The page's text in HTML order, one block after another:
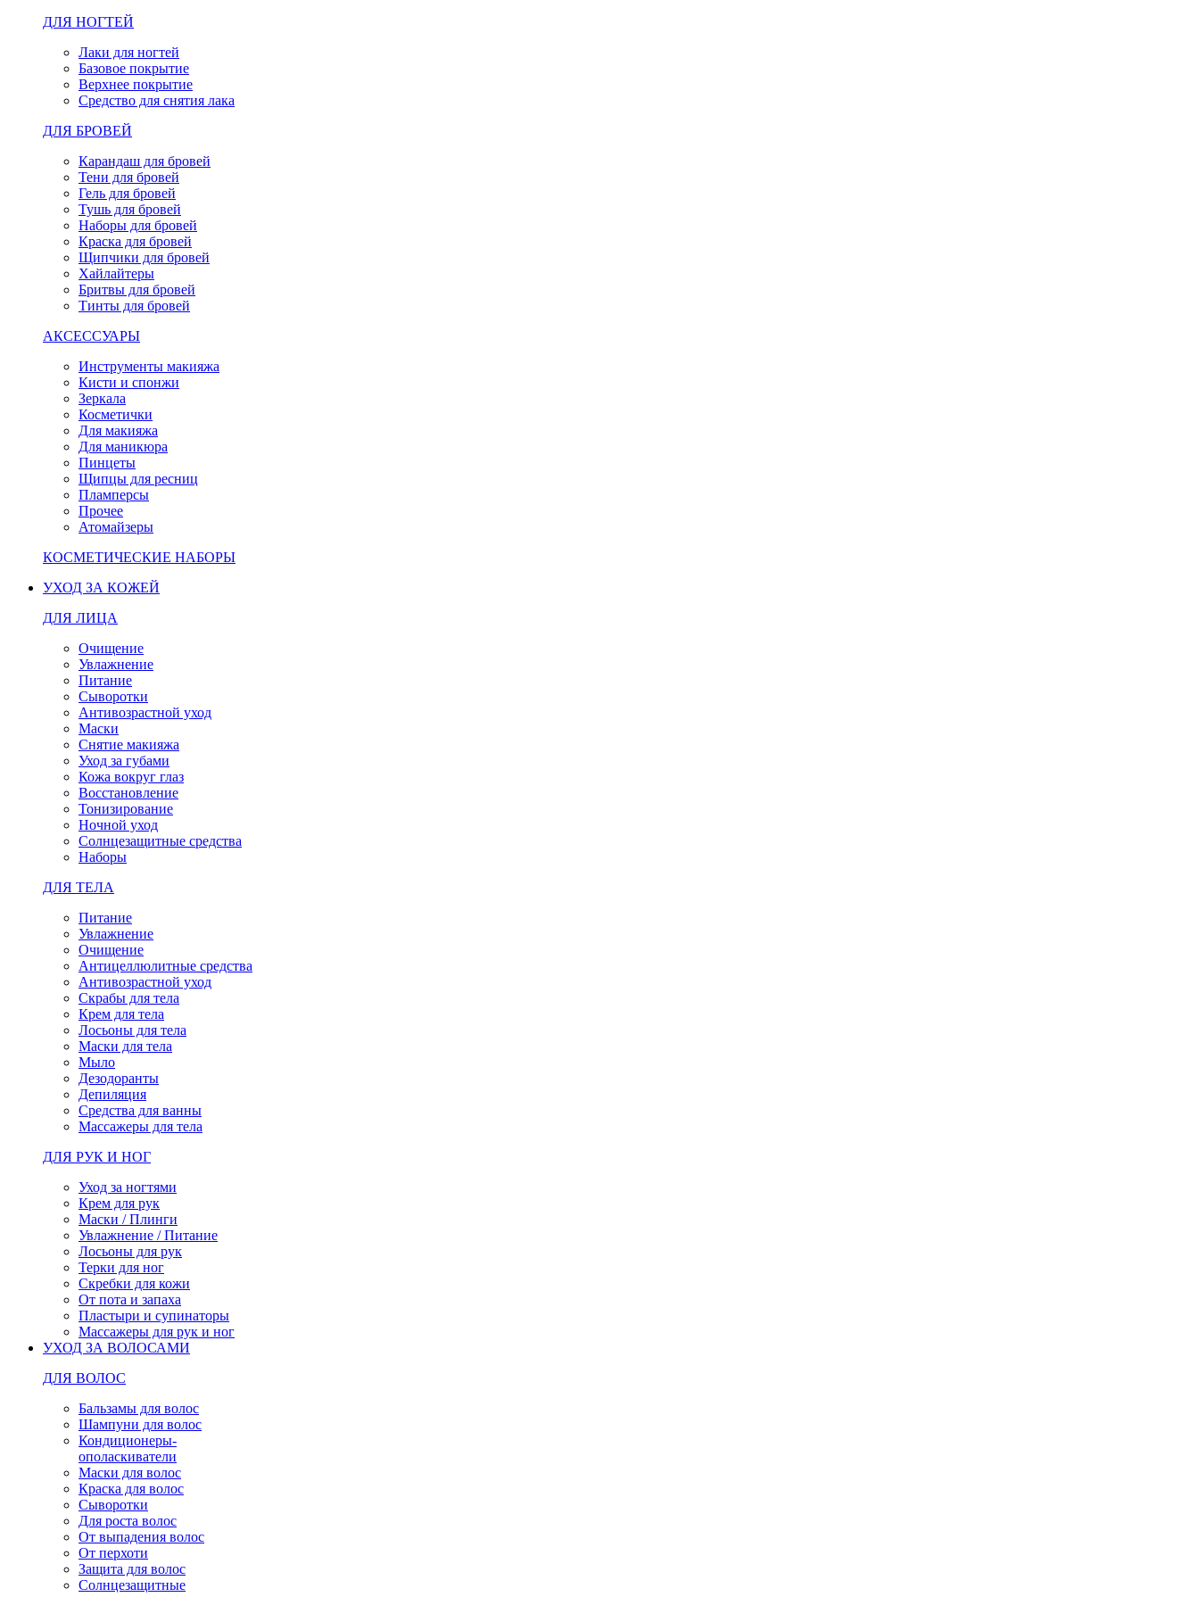
ДЛЯ НОГТЕЙ
Лаки для ногтей
Базовое покрытие
Верхнее покрытие
Средство для снятия лака
ДЛЯ БРОВЕЙ
Карандаш для бровей
Тени для бровей
Гель для бровей
Тушь для бровей
Наборы для бровей
Краска для бровей
Щипчики для бровей
Хайлайтеры
Бритвы для бровей
Тинты для бровей
АКСЕССУАРЫ
Инструменты макияжа
Кисти и спонжи
Зеркала
Косметички
Для макияжа
Для маникюра
Пинцеты
Щипцы для ресниц
Пламперсы
Прочее
Атомайзеры
КОСМЕТИЧЕСКИЕ НАБОРЫ
УХОД ЗА КОЖЕЙ
ДЛЯ ЛИЦА
Очищение
Увлажнение
Питание
Сыворотки
Антивозрастной уход
Маски
Снятие макияжа
Уход за губами
Кожа вокруг глаз
Восстановление
Тонизирование
Ночной уход
Солнцезащитные средства
Наборы
ДЛЯ ТЕЛА
Питание
Увлажнение
Очищение
Антицеллюлитные средства
Антивозрастной уход
Скрабы для тела
Крем для тела
Лосьоны для тела
Маски для тела
Мыло
Дезодоранты
Депиляция
Средства для ванны
Массажеры для тела
ДЛЯ РУК И НОГ
Уход за ногтями
Крем для рук
Маски / Плинги
Увлажнение / Питание
Лосьоны для рук
Терки для ног
Скребки для кожи
От пота и запаха
Пластыри и супинаторы
Массажеры для рук и ног
УХОД ЗА ВОЛОСАМИ
ДЛЯ ВОЛОС
Бальзамы для волос
Шампуни для волос
Кондиционеры-
ополаскиватели
Маски для волос
Краска для волос
Сыворотки
Для роста волос
От выпадения волос
От перхоти
Защита для волос
Солнцезащитные